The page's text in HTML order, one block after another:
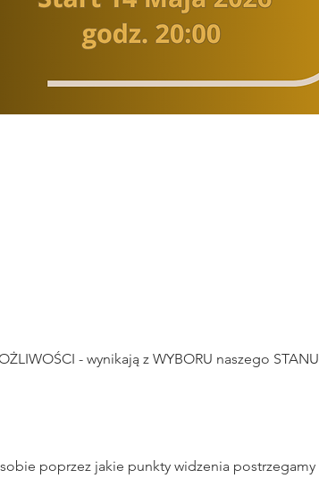
- wynikają z WYBORU naszego STANU
poprzez jakie punkty widzenia postrzegamy